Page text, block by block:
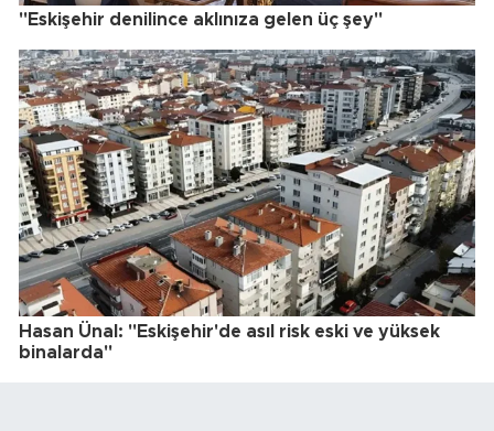
"Eskişehir denilince aklınıza gelen üç şey"
Hasan Ünal: "Eskişehir'de asıl risk eski ve yüksek
binalarda"